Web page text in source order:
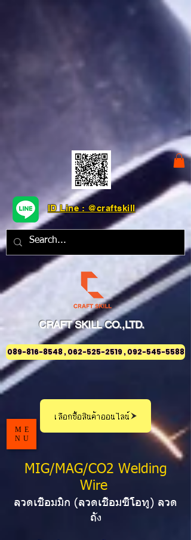
CRAFT SKILL CO.,LTD.
ID Line : @craftskill
089-816-8548 , 062-525-2519 , 092-545-5588
เลือกซื้อสินค้าออนไลน์
ME
NU
MIG/MAG/CO2 Welding
Wire
ลวดเชื่อมมิก (ลวดเชื่อมซีโอทู) ลวด
ถัง